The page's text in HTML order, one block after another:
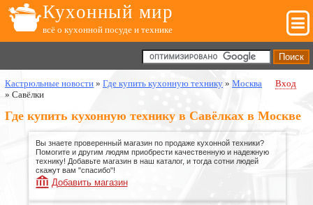
Кухонный мир
всё о кухонной посуде и технике
Кастрюльные новости » Где купить кухонную технику » Москва
» Савёлки
Вход
Где купить кухонную технику в Савёлках в Москве
Вы знаете проверенный магазин по продаже кухонной техники?
Помогите и другим людям приобрести качественную и надежную
технику! Добавьте магазин в наш каталог, и тогда сотни людей
скажут вам "спасибо"!
Добавить магазин